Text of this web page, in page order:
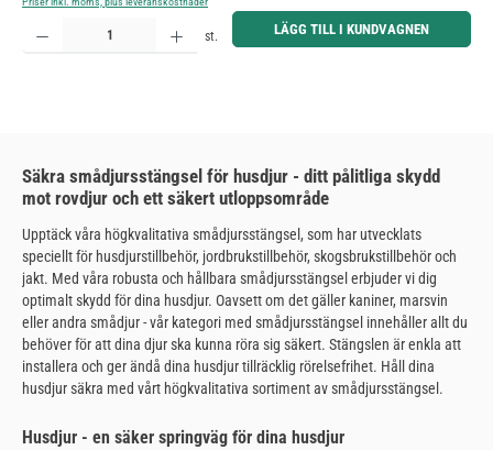
Produktkvantitet: Ange önskat belopp eller använd knapparna för att öka eller minska kvantiteten.
st. LÄGG TILL I KUNDVAGNEN
Säkra smådjursstängsel för husdjur - ditt pålitliga skydd
mot rovdjur och ett säkert utloppsområde
Upptäck våra högkvalitativa smådjursstängsel, som har utvecklats
speciellt för husdjurstillbehör, jordbrukstillbehör, skogsbrukstillbehör och
jakt. Med våra robusta och hållbara smådjursstängsel erbjuder vi dig
optimalt skydd för dina husdjur. Oavsett om det gäller kaniner, marsvin
eller andra smådjur - vår kategori med smådjursstängsel innehåller allt du
behöver för att dina djur ska kunna röra sig säkert. Stängslen är enkla att
installera och ger ändå dina husdjur tillräcklig rörelsefrihet. Håll dina
husdjur säkra med vårt högkvalitativa sortiment av smådjursstängsel.
Husdjur - en säker springväg för dina husdjur